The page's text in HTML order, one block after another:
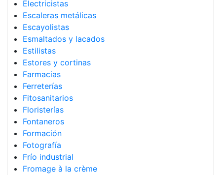
Electricistas
Escaleras metálicas
Escayolistas
Esmaltados y lacados
Estilistas
Estores y cortinas
Farmacias
Ferreterías
Fitosanitarios
Floristerías
Fontaneros
Formación
Fotografía
Frío industrial
Fromage à la crème